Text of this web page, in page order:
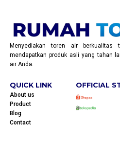
Menyediakan toren air berkualitas
mendapatkan produk asli yang tahan
air Anda.
QUICK LINK
About us
Product
Blog
Contact
OFFICIAL